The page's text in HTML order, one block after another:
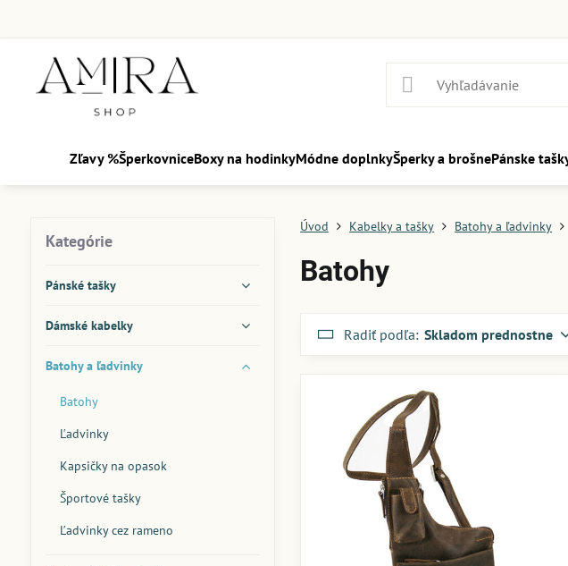
Zľavy %ŠperkovniceBoxy na hodinkyMódne doplnkyŠperky a brošnePánske
Úvod Kabelky a tašky Batohy a ľadvinky
Batohy
Radiť podľa: Skladom prednostne
Kategórie
Pánské tašky
Dámské kabelky
Batohy a ľadvinky
Batohy
Ľadvinky
Kapsičky na opasok
Športové tašky
Ľadvinky cez rameno